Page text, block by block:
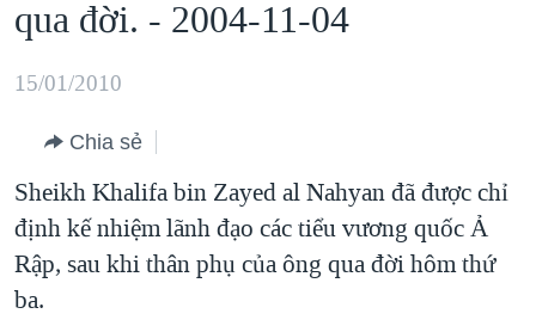
Tới
hướng
chính
tới
"Tìm"
BLOG
MỤC
TỰ DO BÁO CHÍ
VẠCH TRẦN TIN GIẢ
NGƯỜI VIỆT HẢI NGOẠI
ĐỜI SỐNG
CHUYÊN ĐỀ
CHIẾN TRANH THƯƠNG MẠI CỦA MỸ: QUÁ KHỨ VÀ HIỆN
HÀNH TRÌNH BẦU CỬ 2024
HỌC TIẾNG ANH
VIDEO
NGHE
qua đời. - 2004-11-04
15/01/2010
Chia sẻ
Sheikh Khalifa bin Zayed al Nahyan đã được chỉ
định kế nhiệm lãnh đạo các tiểu vương quốc Ả
Rập, sau khi thân phụ của ông qua đời hôm thứ
ba.